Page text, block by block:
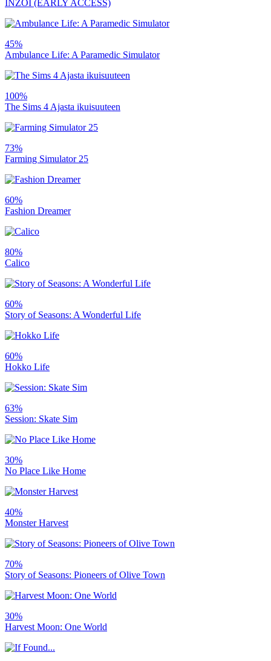
INZOI (EARLY ACCESS)
45%
Ambulance Life: A Paramedic Simulator
100%
The Sims 4 Ajasta ikuisuuteen
73%
Farming Simulator 25
60%
Fashion Dreamer
80%
Calico
60%
Story of Seasons: A Wonderful Life
60%
Hokko Life
63%
Session: Skate Sim
30%
No Place Like Home
40%
Monster Harvest
70%
Story of Seasons: Pioneers of Olive Town
30%
Harvest Moon: One World